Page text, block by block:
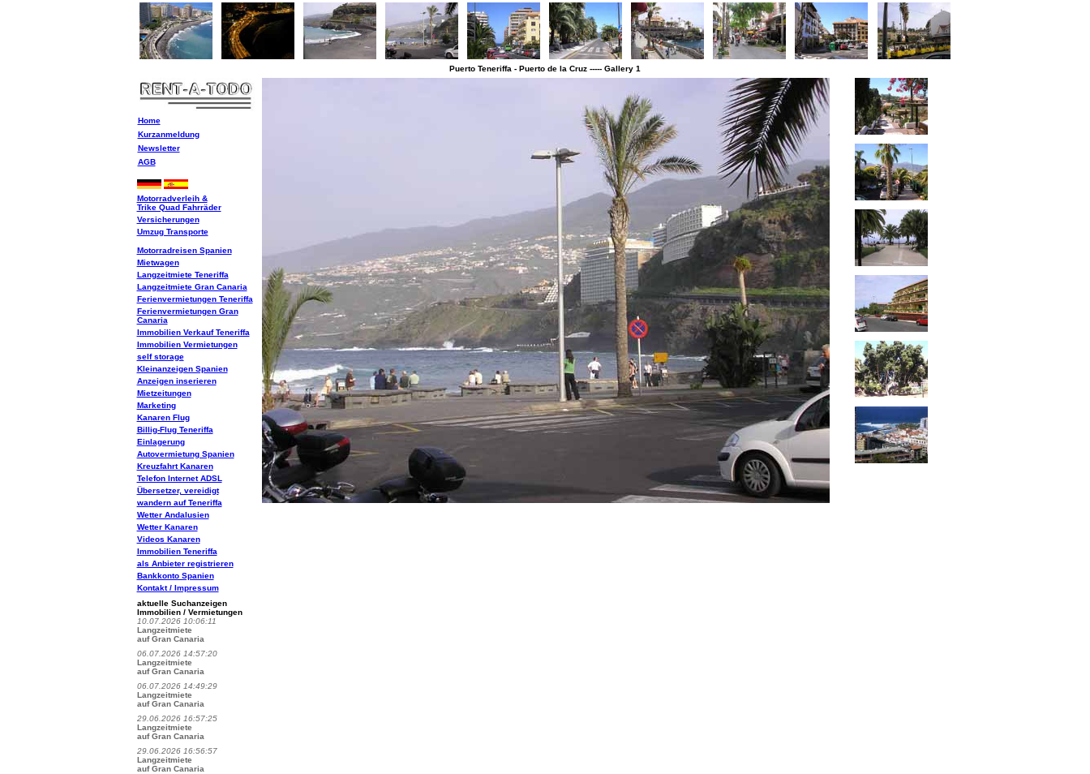
Puerto Teneriffa - Puerto de la Cruz ----- Gallery 1
Home
Kurzanmeldung
Newsletter
AGB
Motorradverleih &
Trike Quad Fahrräder
Versicherungen
Umzug Transporte
Motorradreisen Spanien
Mietwagen
Langzeitmiete Teneriffa
Langzeitmiete Gran Canaria
Ferienvermietungen Teneriffa
Ferienvermietungen Gran
Canaria
Immobilien Verkauf Teneriffa
Immobilien Vermietungen
self storage
Kleinanzeigen Spanien
Anzeigen inserieren
Mietzeitungen
Marketing
Kanaren Flug
Billig-Flug Teneriffa
Einlagerung
Autovermietung Spanien
Kreuzfahrt Kanaren
Telefon Internet ADSL
Übersetzer, vereidigt
wandern auf Teneriffa
Wetter Andalusien
Wetter Kanaren
Videos Kanaren
Immobilien Teneriffa
als Anbieter registrieren
Bankkonto Spanien
Kontakt / Impressum
aktuelle Suchanzeigen
Immobilien / Vermietungen
10.07.2026 10:06:11
Langzeitmiete
auf Gran Canaria
06.07.2026 14:57:20
Langzeitmiete
auf Gran Canaria
06.07.2026 14:49:29
Langzeitmiete
auf Gran Canaria
29.06.2026 16:57:25
Langzeitmiete
auf Gran Canaria
29.06.2026 16:56:57
Langzeitmiete
auf Gran Canaria